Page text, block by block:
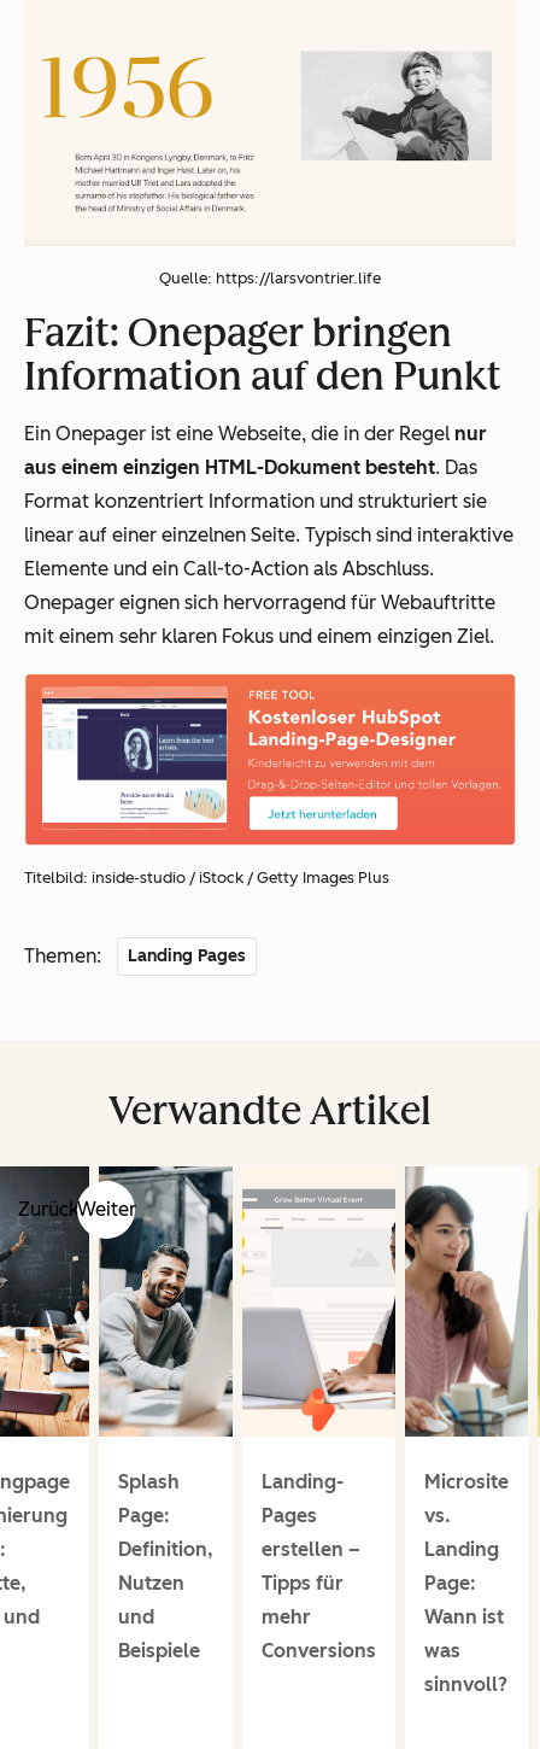
Quelle: https://larsvontrier.life
Fazit: Onepager bringen
Information auf den Punkt
Ein Onepager ist eine Webseite, die in der Regel nur
aus einem einzigen HTML-Dokument besteht. Das
Format konzentriert Information und strukturiert sie
linear auf einer einzelnen Seite. Typisch sind interaktive
Elemente und ein Call-to-Action als Abschluss.
Onepager eignen sich hervorragend für Webauftritte
mit einem sehr klaren Fokus und einem einzigen Ziel.
Titelbild: inside-studio / iStock / Getty Images Plus
Themen: Landing Pages
Verwandte Artikel
ZurückWeiter
und
Splash
Page:
Definition,
Nutzen
und
Beispiele
Landing-
Pages
erstellen –
Tipps für
mehr
Conversions
Microsite
vs.
Landing
Page:
Wann ist
was
sinnvoll?